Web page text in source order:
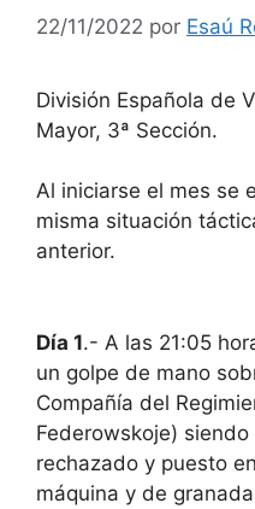
22/11/2022 por Esaú
División Española de
Mayor, 3ª Sección.
Al iniciarse el mes se
misma situación
anterior.
Día 1.- A las 21:05
un golpe de mano
Compañía del
Federowskoje)
rechazado y puesto
máquina y de